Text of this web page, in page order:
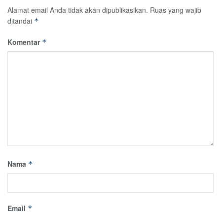
Alamat email Anda tidak akan dipublikasikan. Ruas yang wajib
ditandai *
Komentar *
Nama *
Email *